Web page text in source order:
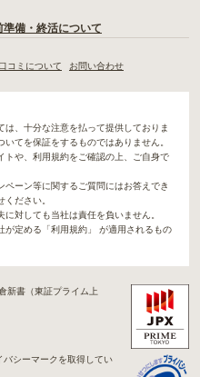
準備・終活について
口コミについて お問い合わせ
、十分な注意を払って提供しておりま
てを保証をするものではありません。
トや、利用規約をご確認の上、ご自身で
ーン等に関するご質問にはお答えでき
ださい。
対しても当社は責任を負いません。
が定める「利用規約」 が適用されるもの
新書（東証プライム上
シーマークを取得してい